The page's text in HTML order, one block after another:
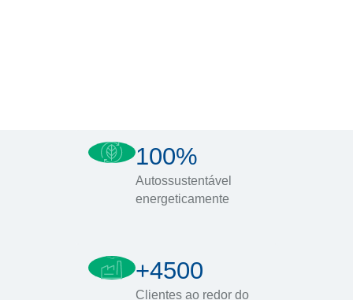
100%
Autossustentável
energeticamente
+4500
Clientes ao redor do